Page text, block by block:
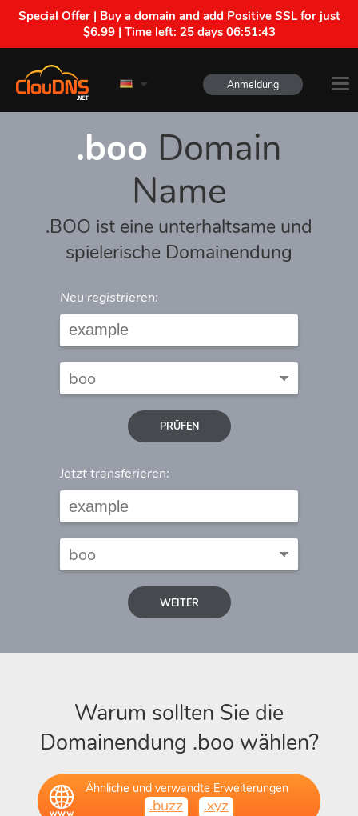
Special Offer | Buy a domain and add Positive SSL for just
$6.99 | Time left: 25 days 06:51:42
Anmeldung
.boo Domain
Name
.BOO ist eine unterhaltsame und
spielerische Domainendung
Neu registrieren:
PRÜFEN
Jetzt transferieren:
WEITER
Warum sollten Sie die
Domainendung .boo wählen?
Ähnliche und verwandte Erweiterungen
.buzz .xyz